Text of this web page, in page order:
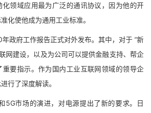
化领域应用最为广泛的通讯协议，因为他的开
化使他成为通用工业标准。
府工作报告正式对外发布。其中，对于 “新
网建设，以及为公司可以提供金融支持、帮企
重要指示。作为国内工业互联网领域的领导企
行了深度解读。
市场的演进，对电源提出了新的要求。日